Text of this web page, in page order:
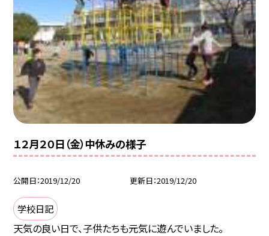
１２月２０日（金）中休みの様子
公開日 2019/12/20 更新日 2019/12/20
学校日記
天気の良い日で、子供たちも元気に遊んでいました。